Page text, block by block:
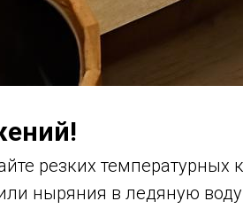
резких температурных
ныряния в ледяную